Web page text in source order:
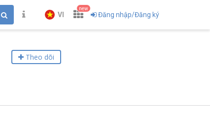
VI
new
Đăng nhập/Đăng ký
Theo dõi